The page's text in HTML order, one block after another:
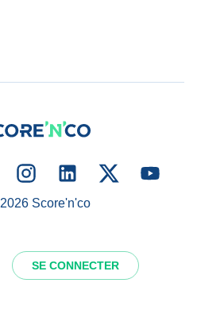
SE CONNECTER
2026Score'n'co